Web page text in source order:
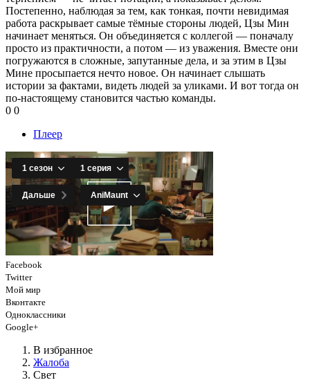
Постепенно, наблюдая за тем, как тонкая, почти невидимая
работа раскрывает самые тёмные стороны людей, Цзы Мин
начинает меняться. Он объединяется с коллегой — поначалу
просто из практичности, а потом — из уважения. Вместе они
погружаются в сложные, запутанные дела, и за этим в Цзы
Мине просыпается нечто новое. Он начинает слышать
истории за фактами, видеть людей за уликами. И вот тогда он
по-настоящему становится частью команды.
0 0
Плеер
Facebook
Twitter
Мой мир
Вконтакте
Одноклассники
Google+
В избранное
Жалоба
Свет